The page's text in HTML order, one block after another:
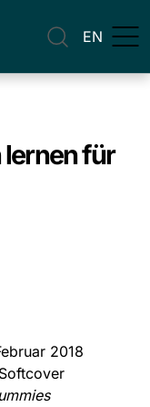
EN
für
2018